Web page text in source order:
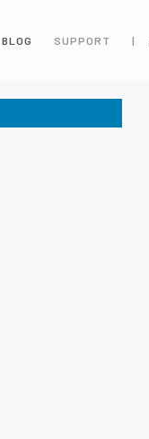
BLOG SUPPORT |